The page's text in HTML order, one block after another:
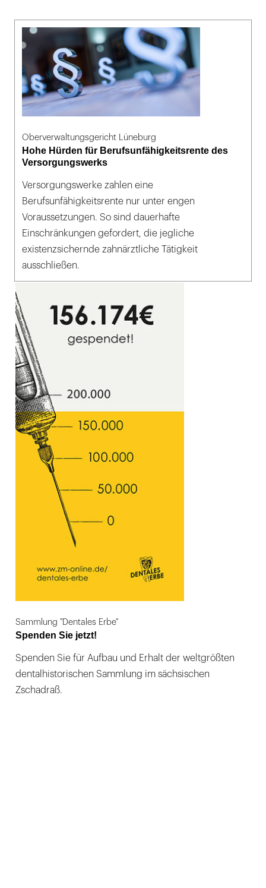
Oberverwaltungsgericht Lüneburg
Hohe Hürden für Berufsunfähigkeitsrente des
Versorgungswerks
Versorgungswerke zahlen eine
Berufsunfähigkeitsrente nur unter engen
Voraussetzungen. So sind dauerhafte
Einschränkungen gefordert, die jegliche
existenzsichernde zahnärztliche Tätigkeit
ausschließen.
Sammlung "Dentales Erbe"
Spenden Sie jetzt!
Spenden Sie für Aufbau und Erhalt der weltgrößten
dentalhistorischen Sammlung im sächsischen
Zschadraß.